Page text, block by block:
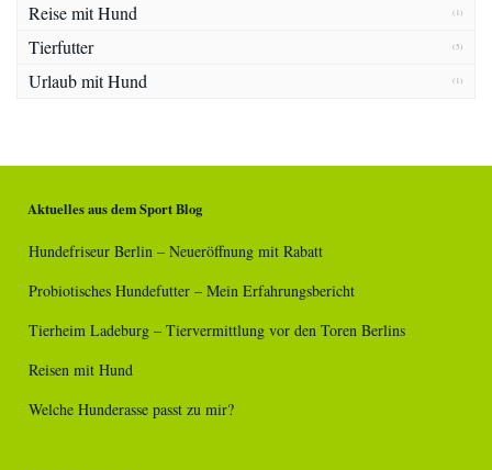
Reise mit Hund (1)
Tierfutter (5)
Urlaub mit Hund (1)
Aktuelles aus dem Sport Blog
Hundefriseur Berlin – Neueröffnung mit Rabatt
Probiotisches Hundefutter – Mein Erfahrungsbericht
Tierheim Ladeburg – Tiervermittlung vor den Toren Berlins
Reisen mit Hund
Welche Hunderasse passt zu mir?